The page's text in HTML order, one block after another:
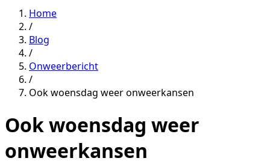
Home
/
Blog
/
Onweerbericht
/
Ook woensdag weer onweerkansen
Ook woensdag weer
onweerkansen